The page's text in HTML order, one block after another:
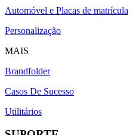
Automóvel e Placas de matrícula
Personalização
MAIS
Brandfolder
Casos De Sucesso
Utilitários